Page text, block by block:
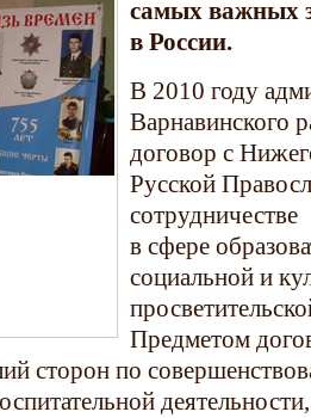
самых важных
в России.
В 2010 году
Варнавинского
договор с
Русской
сотрудничестве
в сфере
социальной и
Предметом
сторон по